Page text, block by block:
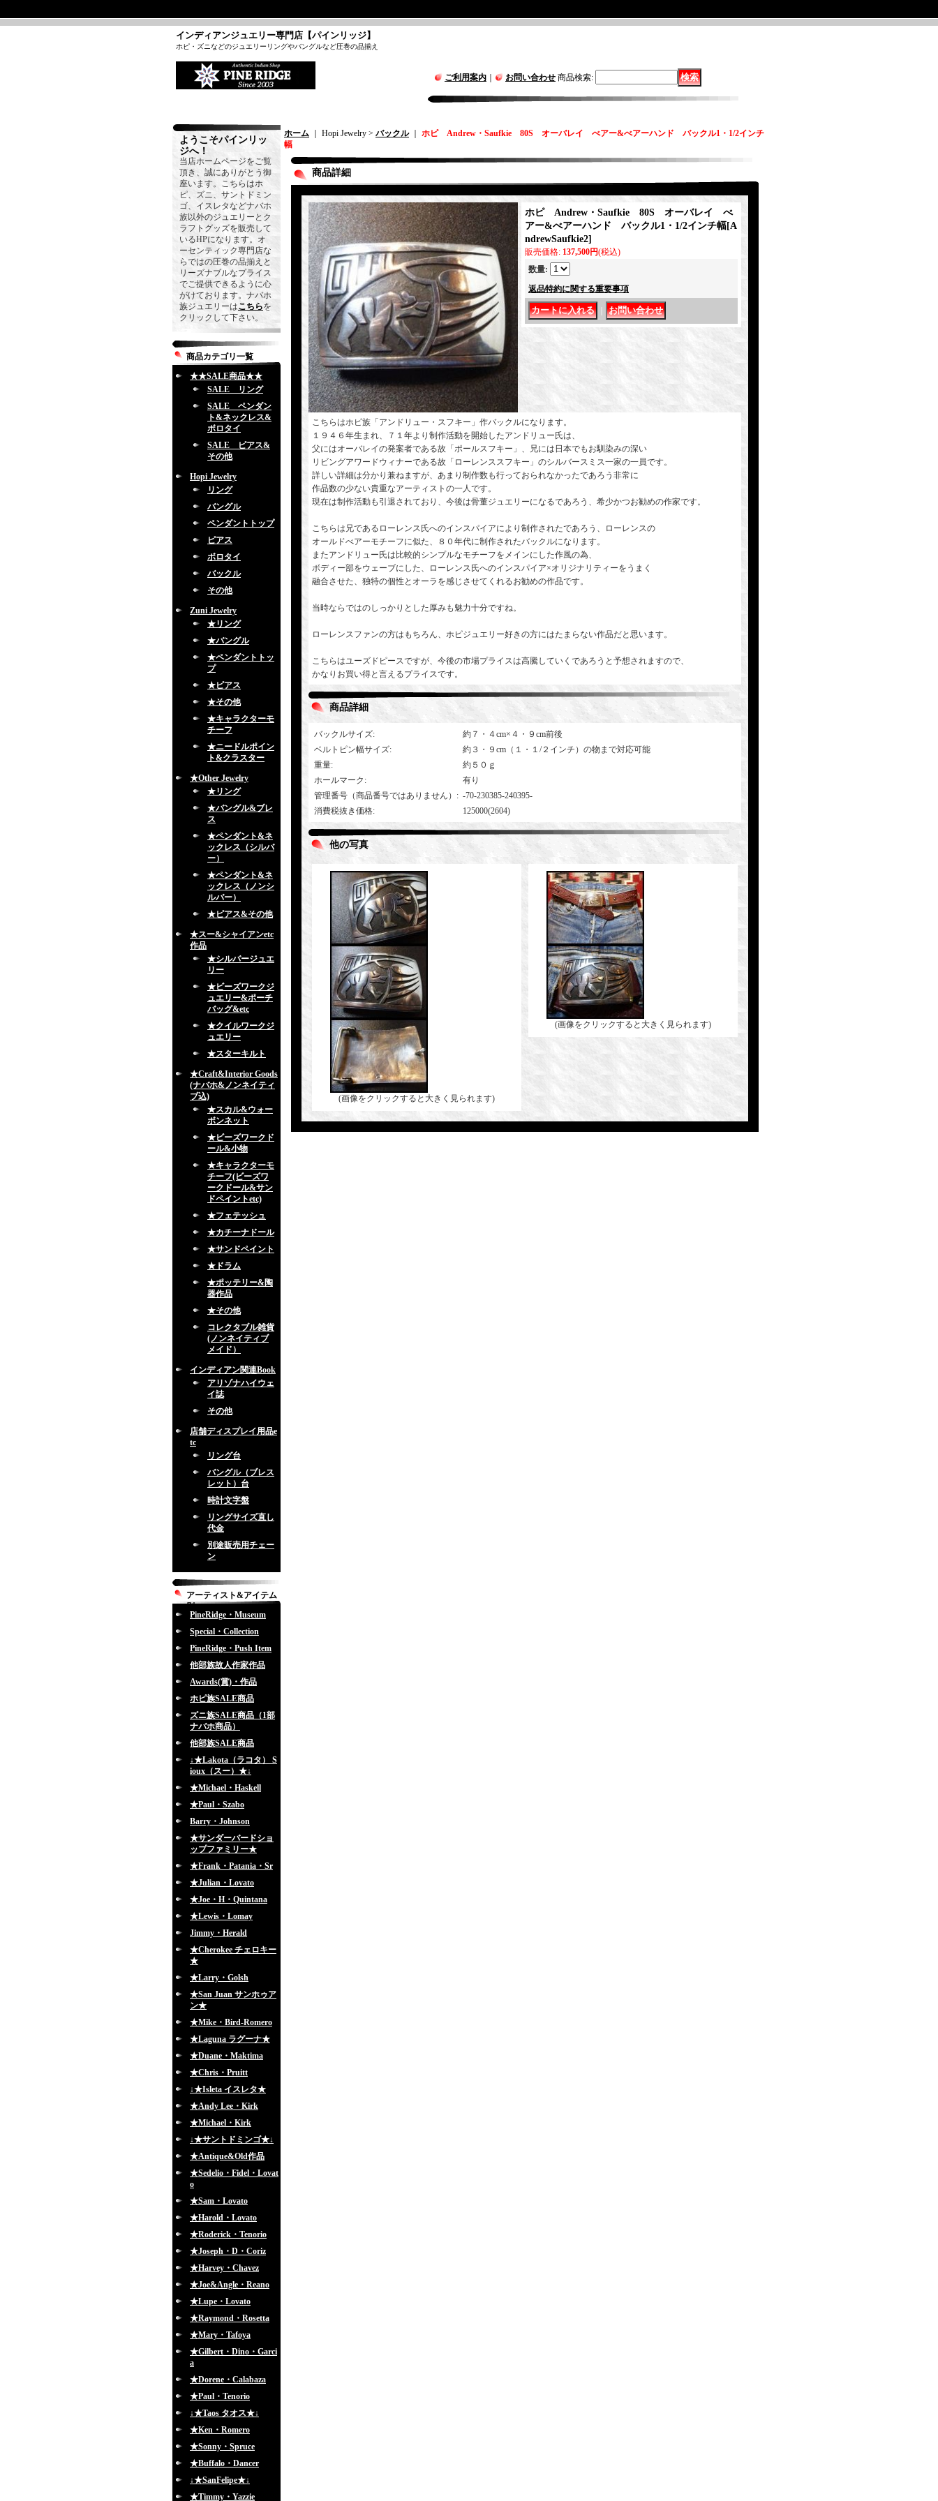
インディアンジュエリー専門店【パインリッジ】
ホピ・ズニなどのジュエリーリングやバングルなど圧巻の品揃え
ご利用案内 お問い合わせ 商品検索:
ようこそパインリッ
ジへ！
当店ホームページをご覧
頂き、誠にありがとう御
座います。こちらはホ
ピ、ズニ、サントドミン
ゴ、イスレタなどナバホ
族以外のジュエリーとク
ラフトグッズを販売して
いるHPになります。オ
ーセンティック専門店な
らではの圧巻の品揃えと
リーズナブルなプライス
でご提供できるように心
がけております。ナバホ
族ジュエリーはこちらを
クリックして下さい。
商品カテゴリ一覧
★★SALE商品★★
SALE リング
SALE ペンダン
ト&ネックレス&
ボロタイ
SALE ピアス&
その他
Hopi Jewelry
リング
バングル
ペンダントトップ
ピアス
ボロタイ
バックル
その他
Zuni Jewelry
★リング
★バングル
★ペンダントトッ
プ
★ピアス
★その他
★キャラクターモ
チーフ
★ニードルポイン
ト&クラスター
★Other Jewelry
★リング
★バングル&ブレ
ス
★ペンダント&ネ
ックレス（シルバ
ー）
★ペンダント&ネ
ックレス（ノンシ
ルバー）
★ピアス&その他
★スー&シャイアンetc
作品
★シルバージュエ
リー
★ビーズワークジ
ュエリー&ポーチ
バッグ&etc
★クイルワークジ
ュエリー
★スターキルト
★Craft&Interior Goods
(ナバホ&ノンネイティ
ブ込)
★スカル&ウォー
ボンネット
★ビーズワークド
ール&小物
★キャラクターモ
チーフ(ビーズワ
ークドール&サン
ドペイントetc)
★フェテッシュ
★カチーナドール
★サンドペイント
★ドラム
★ポッテリー&陶
器作品
★その他
コレクタブル雑貨
(ノンネイティブ
メイド）
インディアン関連Book
アリゾナハイウェ
イ誌
その他
店舗ディスプレイ用品e
tc
リング台
バングル（ブレス
レット）台
時計文字盤
リングサイズ直し
代金
別途販売用チェー
ン
アーティスト&アイテム
別
PineRidge・Museum
Special・Collection
PineRidge・Push Item
他部族故人作家作品
Awards(賞)・作品
ホピ族SALE商品
ズニ族SALE商品（1部
ナバホ商品）
他部族SALE商品
↓★Lakota（ラコタ） S
ioux（スー）★↓
★Michael・Haskell
★Paul・Szabo
Barry・Johnson
★サンダーバードショ
ップファミリー★
★Frank・Patania・Sr
★Julian・Lovato
★Joe・H・Quintana
★Lewis・Lomay
Jimmy・Herald
★Cherokee チェロキー
★
★Larry・Golsh
★San Juan サンホゥア
ン★
★Mike・Bird-Romero
★Laguna ラグーナ★
★Duane・Maktima
★Chris・Pruitt
↓★Isleta イスレタ★
★Andy Lee・Kirk
★Michael・Kirk
↓★サントドミンゴ★↓
★Antique&Old作品
★Sedelio・Fidel・Lovat
o
★Sam・Lovato
★Harold・Lovato
★Roderick・Tenorio
★Joseph・D・Coriz
★Harvey・Chavez
★Joe&Angle・Reano
★Lupe・Lovato
★Raymond・Rosetta
★Mary・Tafoya
★Gilbert・Dino・Garci
a
★Dorene・Calabaza
★Paul・Tenorio
↓★Taos タオス★↓
★Ken・Romero
★Sonny・Spruce
★Buffalo・Dancer
↓★SanFelipe★↓
★Timmy・Yazzie
ホーム ｜ Hopi Jewelry > バックル｜ ホピ Andrew・Saufkie 80S オーバレイ べアー&べアーハンド バックル1・1/2インチ
幅
商品詳細
ホピ Andrew・Saufkie 80S オーバレイ べ
アー&べアーハンド バックル1・1/2インチ幅[A
ndrewSaufkie2]
販売価格: 137,500円(税込)
数量:
返品特約に関する重要事項
こちらはホピ族「アンドリュー・スフキー」作バックルになります。
１９４６年生まれ、７１年より制作活動を開始したアンドリュー氏は、
父にはオーバレイの発案者である故「ポールスフキー」、兄には日本でもお馴染みの深い
リビングアワードウィナーである故「ローレンススフキー」のシルバースミス一家の一員です。
詳しい詳細は分かり兼ねますが、あまり制作数も行っておられなかったであろう非常に
作品数の少ない貴重なアーティストの一人です。
現在は制作活動も引退されており、今後は骨董ジュエリーになるであろう、希少かつお勧めの作家です。
こちらは兄であるローレンス氏へのインスパイアにより制作されたであろう、ローレンスの
オールドべアーモチーフに似た、８０年代に制作されたバックルになります。
またアンドリュー氏は比較的シンプルなモチーフをメインにした作風の為、
ボディー部をウェーブにした、ローレンス氏へのインスパイア×オリジナリティーをうまく
融合させた、独特の個性とオーラを感じさせてくれるお勧めの作品です。
当時ならではのしっかりとした厚みも魅力十分ですね。
ローレンスファンの方はもちろん、ホピジュエリー好きの方にはたまらない作品だと思います。
こちらはユーズドピースですが、今後の市場プライスは高騰していくであろうと予想されますので、
かなりお買い得と言えるプライスです。
商品詳細
バックルサイズ:
約７・４cm×４・９cm前後
ベルトピン幅サイズ:
約３・９cm（１・１/２インチ）の物まで対応可能
重量:
約５０ｇ
ホールマーク :
有り
管理番号（商品番号ではありません） : -70-230385-240395-
消費税抜き価格: 125000(2604)
他の写真
(画像をクリックすると大きく見られます)
(画像をクリックすると大きく見られます)